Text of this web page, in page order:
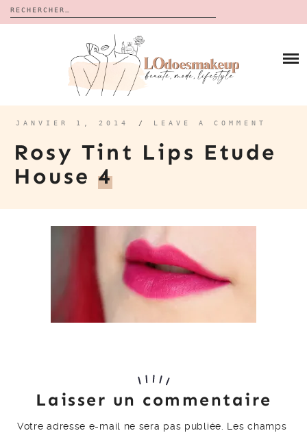
Rechercher :
CALENDRIERS DE L’AVENT
BON PLAN
À PROPOS
CONTACT
JANVIER 1, 2014 / LEAVE A COMMENT
Rosy Tint Lips Etude
House4
Laisser un commentaire
Votre adresse e-mail ne sera pas publiée.
Les champs